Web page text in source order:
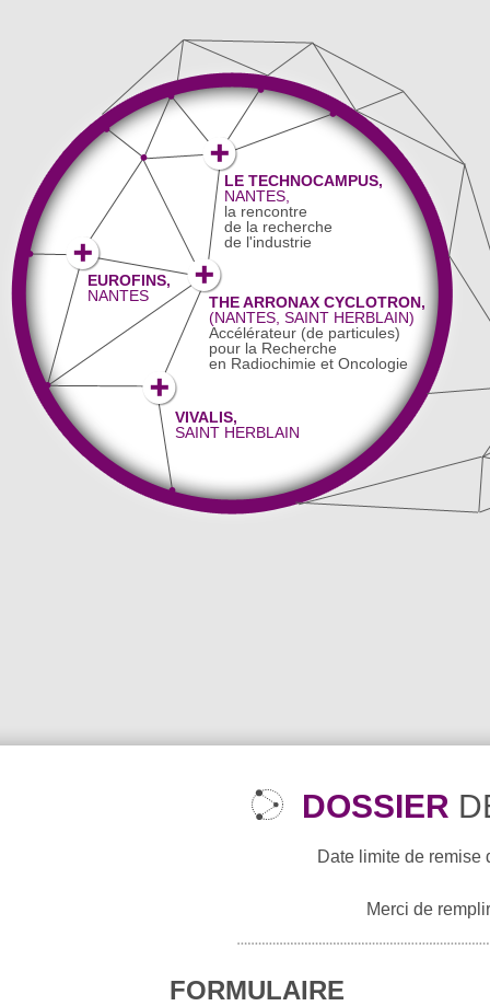
LE TECHNOCAMPUS,
NANTES,
la rencontre
de la recherche
de l'industrie
EUROFINS,
NANTES
THE ARRONAX CYCLOTRON,
(NANTES, SAINT HERBLAIN)
Accélérateur (de particules)
pour la Recherche
en Radiochimie et Oncologie
VIVALIS,
SAINT HERBLAIN
DOSSIER
Date limite de remise
Merci de
FORMULAIRE